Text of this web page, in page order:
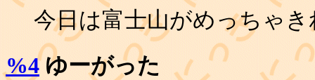
今日は富士山がめっちゃ
%4ゆーがった